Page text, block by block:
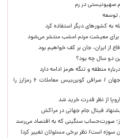
صهیونیستی در رم
توسعه
به کشورهای دیگر استفاده کرد
برای معیشت مردم امشب منتشر می‌شود
از ایران، جان بر کف خواهیم بود
دو سال چه بود؟
منطقه و تنگه هرمز ادامه دارد
آخرین وضعیت بازار رمزارزها در جهان / صرافی کوین‌بیس معاملات ۶ رمزارز را
از نظر قدرت خرید شد
فینال جام جهانی در مراکش
صورت‌حساب سنگینی که به اقتصاد می‌رسد
سوژه است/ نظر برخی مسئولان تغییر کرد!